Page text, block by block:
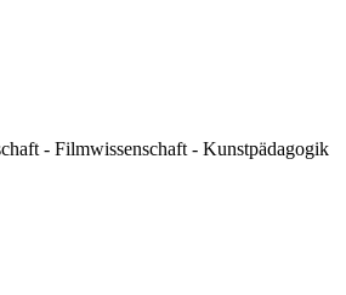
- Filmwissenschaft - Kunstpädagogik